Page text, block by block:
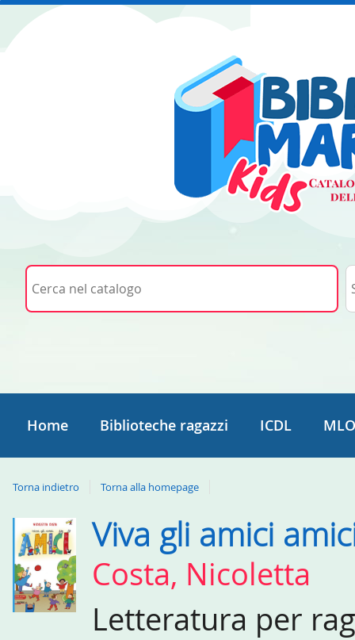
Cerca su "Cerca nel catalogo"
Home Biblioteche ragazzi ICDL
Torna indietro Torna alla homepage
Dettaglio
del
documento
Viva gli amici
Costa, Nicoletta
Letteratura per